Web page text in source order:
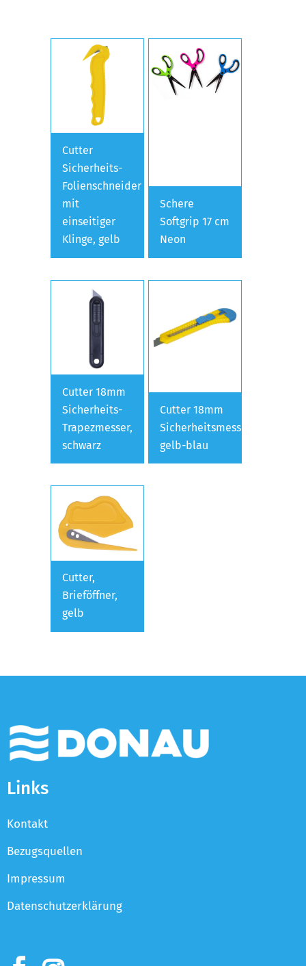
Cutter
Sicherheits-
Folienschneider
mit
einseitiger
Klinge, gelb
Schere
Softgrip 17 cm
Neon
Cutter 18mm
Sicherheits-
Trapezmesser,
schwarz
Cutter 18mm
Sicherheitsmesser,
gelb-blau
Cutter,
Brieföffner,
gelb
Links
Kontakt
Bezugsquellen
Impressum
Datenschutzerklärung